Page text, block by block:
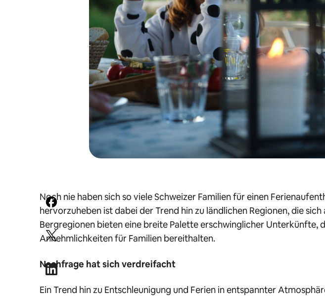
Noch nie haben sich so viele Schweizer Familien für einen
hervorzuheben ist dabei der Trend hin zu ländlichen Regionen, die
Bergregionen bieten eine breite Palette erschwinglicher Unterkünfte,
Annehmlichkeiten für Familien bereithalten.
Nachfrage hat sich verdreifacht
Ein Trend hin zu Entschleunigung und Ferien in entspannter